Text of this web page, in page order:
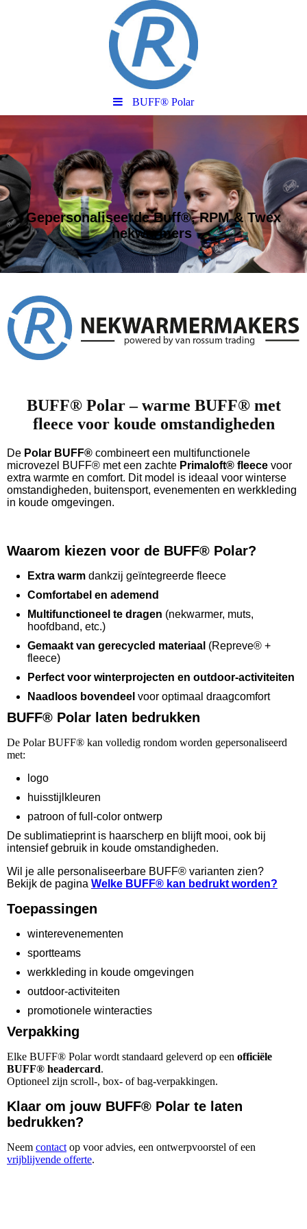
BUFF® Polar
Gepersonaliseerde Buff®, RPM & Twex
nekwarmers
BUFF® Polar – warme BUFF® met
fleece voor koude omstandigheden
De Polar BUFF® combineert een multifunctionele
microvezel BUFF® met een zachte Primaloft® fleece voor
extra warmte en comfort. Dit model is ideaal voor winterse
omstandigheden, buitensport, evenementen en werkkleding
in koude omgevingen.
Waarom kiezen voor de BUFF® Polar?
Extra warm dankzij geïntegreerde fleece
Comfortabel en ademend
Multifunctioneel te dragen (nekwarmer, muts,
hoofdband, etc.)
Gemaakt van gerecycled materiaal (Repreve® +
fleece)
Perfect voor winterprojecten en outdoor‑activiteiten
Naadloos bovendeel voor optimaal draagcomfort
BUFF® Polar laten bedrukken
De Polar BUFF® kan volledig rondom worden gepersonaliseerd
met:
logo
huisstijlkleuren
patroon of full‑color ontwerp
De sublimatieprint is haarscherp en blijft mooi, ook bij
intensief gebruik in koude omstandigheden.
Wil je alle personaliseerbare BUFF® varianten zien?
Bekijk de pagina Welke BUFF® kan bedrukt worden?
Toepassingen
winterevenementen
sportteams
werkkleding in koude omgevingen
outdoor‑activiteiten
promotionele winteracties
Verpakking
Elke BUFF® Polar wordt standaard geleverd op een officiële
BUFF® headercard.
Optioneel zijn scroll‑, box‑ of bag‑verpakkingen.
Klaar om jouw BUFF® Polar te laten
bedrukken?
Neem contact op voor advies, een ontwerpvoorstel of een
vrijblijvende offerte.